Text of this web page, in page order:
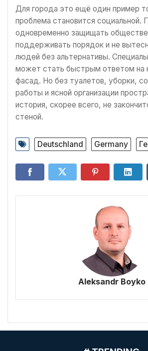
Для города это ещё один пример
проблема становится социальной.
одновременно защищать
поддерживать порядок и не
людей без альтернативы.
может стать быстрым ответом на
фасад. Но без туалетов, уборки,
работы и ясной организации
история, скорее всего, не
стеной.
Deutschland Germany
Aleksandr Boyko